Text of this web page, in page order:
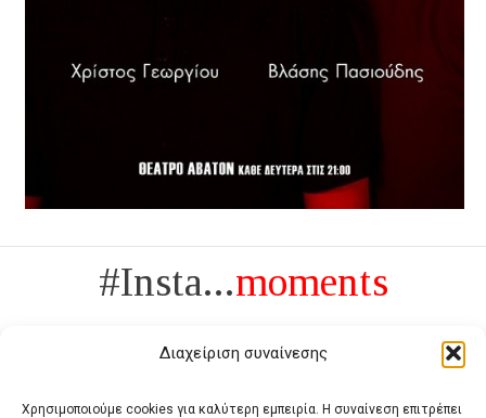
Διαχείριση συναίνεσης
Χρησιμοποιούμε cookies για καλύτερη εμπειρία. Η συναίνεση επιτρέπει
#Insta...moments